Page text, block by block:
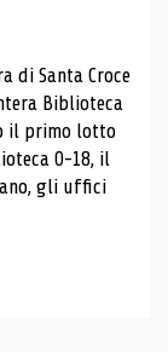
di Santa Croce
Biblioteca
il primo lotto
0-18, il
gli uffici